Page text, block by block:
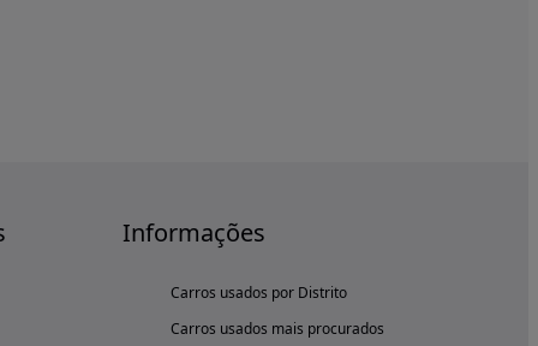
Informações
Carros usados por Distrito
Carros usados mais procurados